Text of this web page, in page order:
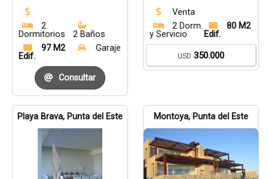
2
Dormitorios
2 Baños
97 M2
Edif.
Garaje
Consultar
Venta
2 Dorm.
y Servicio
80 M2
Edif.
USD 350.000
Playa Brava, Punta del Este Montoya, Punta del Este